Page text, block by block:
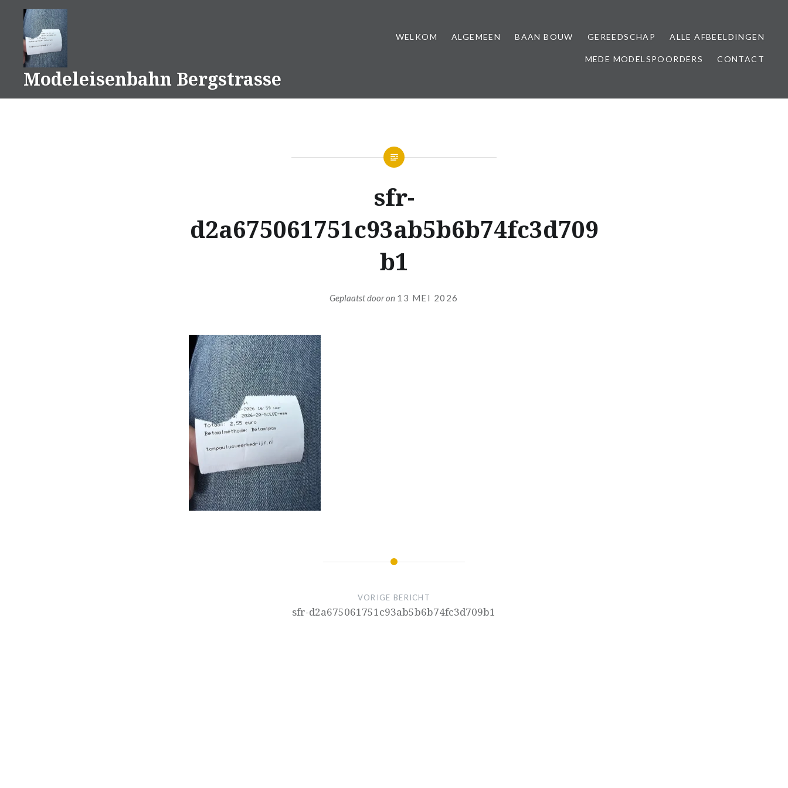
inhoud
springen
Modeleisenbahn Bergstrasse
WELKOM ALGEMEEN BAAN BOUW GEREEDSCHAP ALLE AFBEELDINGEN
MEDE MODELSPOORDERS CONTACT
sfr-
d2a675061751c93ab5b6b74fc3d709
b1
Geplaatst dooron 13 MEI 2026
VORIGE BERICHT
sfr-d2a675061751c93ab5b6b74fc3d709b1